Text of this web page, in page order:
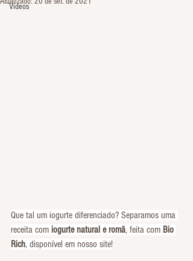
Vídeos
Que tal um iogurte diferenciado? Separamos uma
receita com iogurte natural e romã, feita com Bio
Rich, disponível em nosso site!